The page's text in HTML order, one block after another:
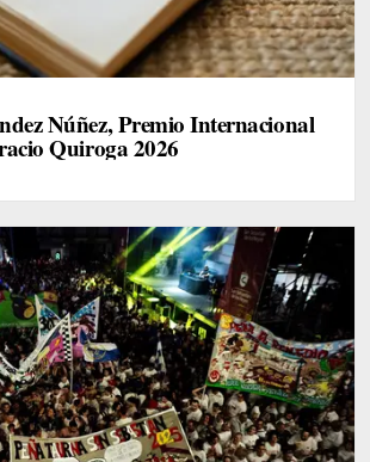
Núñez, Premio Internacional
Quiroga 2026